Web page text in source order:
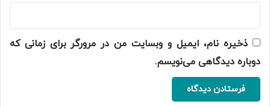
ذخیره نام، ایمیل و وبسایت من در مرورگر برای زمانی که
دوباره دیدگاهی می‌نویسم.